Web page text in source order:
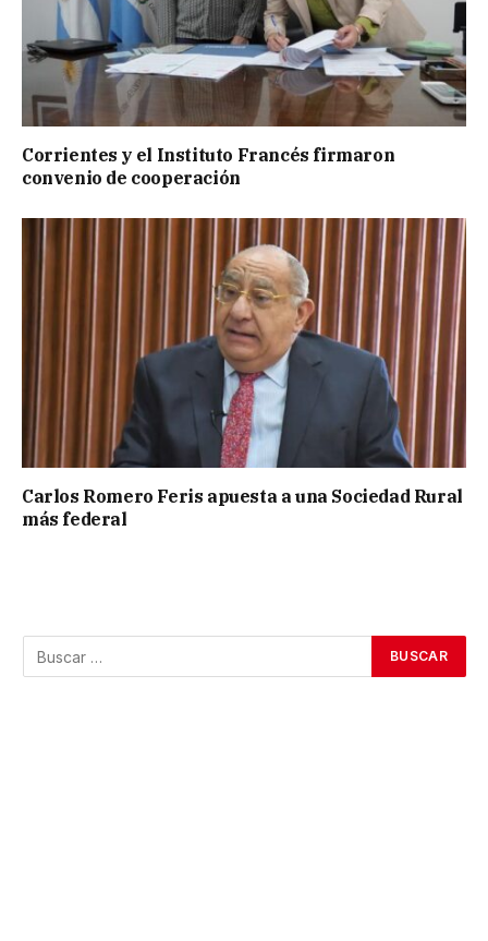
Corrientes y el Instituto Francés firmaron
convenio de cooperación
Carlos Romero Feris apuesta a una Sociedad Rural
más federal